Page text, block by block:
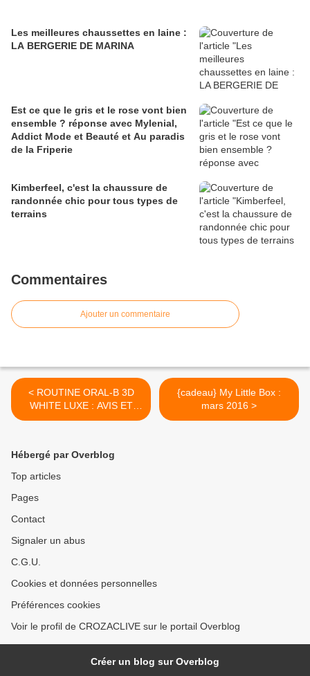
Les meilleures chaussettes en laine :
LA BERGERIE DE MARINA
Est ce que le gris et le rose vont bien
ensemble ? réponse avec Mylenial,
Addict Mode et Beauté et Au paradis
de la Friperie
Kimberfeel, c'est la chaussure de
randonnée chic pour tous types de
terrains
Commentaires
Ajouter un commentaire
< ROUTINE ORAL-B 3D
WHITE LUXE : AVIS ET
TEST
{cadeau} My Little Box :
mars 2016 >
Hébergé par Overblog
Top articles
Pages
Contact
Signaler un abus
C.G.U.
Cookies et données personnelles
Préférences cookies
Voir le profil de CROZACLIVE sur le portail Overblog
Créer un blog sur Overblog